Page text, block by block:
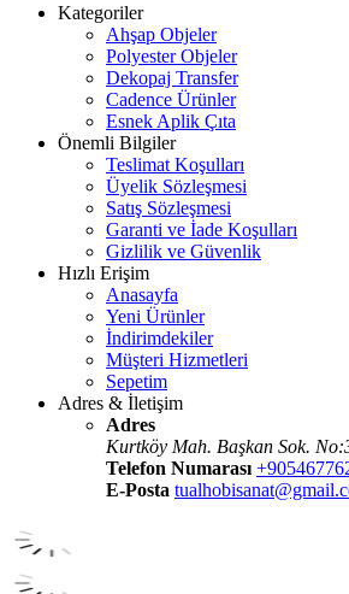
Kategoriler
Ahşap Objeler
Polyester Objeler
Dekopaj Transfer
Cadence Ürünler
Esnek Aplik Çıta
Önemli Bilgiler
Teslimat Koşulları
Üyelik Sözleşmesi
Satış Sözleşmesi
Garanti ve İade Koşulları
Gizlilik ve Güvenlik
Hızlı Erişim
Anasayfa
Yeni Ürünler
İndirimdekiler
Müşteri Hizmetleri
Sepetim
Adres & İletişim
Adres
Kurtköy Mah. Başkan Sok.
Telefon Numarası
E-Posta